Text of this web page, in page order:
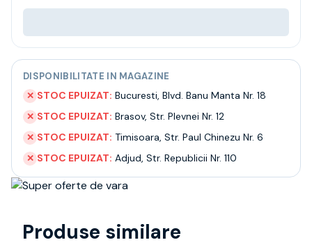
Despre noi
Livrare
Termeni si conditii
Politica de confidentialitate
Intrebari frecvente
DISPONIBILITATE IN MAGAZINE
✕ STOC EPUIZAT: Bucuresti, Blvd. Banu Manta Nr. 18
✕ STOC EPUIZAT: Brasov, Str. Plevnei Nr. 12
✕ STOC EPUIZAT: Timisoara, Str. Paul Chinezu Nr. 6
✕ STOC EPUIZAT: Adjud, Str. Republicii Nr. 110
Produse similare